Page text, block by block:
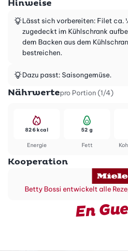
Hinweise
Lässt sich vorbereiten: Filet ca.
zugedeckt im Kühlschrank
dem Backen aus dem
bestreichen.
Dazu passt: Saisongemüse.
Nährwertepro Portion (1/4)
Energie
826 kcal
Fett
52 g
Kooperation
Betty Bossi entwickelt alle
En